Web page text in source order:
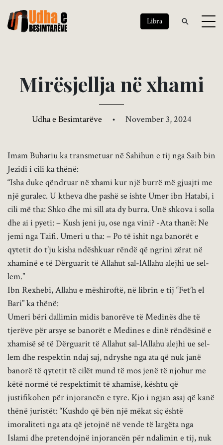
Libra
Mirësjelljanëxhami
Udha e Besimtarëve • November 3, 2024
Imam Buhariu ka transmetuar në Sahihun e tij nga Saib bin
Jezidi i cili ka thënë:
“Isha duke qëndruar në xhami kur një burrë më gjuajti me
një guralec. U ktheva dhe pashë se ishte Umer ibn Hatabi, i
cili më tha: Shko dhe mi sill ata dy burra. Unë shkova i solla
dhe ai i pyeti: – Kush jeni ju, ose nga vini? -Ata thanë: Ne
jemi nga Taifi. Umeri u tha: – Po të ishit nga banorët e
qytetit do t’ju kisha ndëshkuar rëndë që ngrini zërat në
xhaminë e të Dërguarit të Allahut sal-lAllahu alejhi ue sel-
lem.”
Ibn Rexhebi, Allahu e mëshiroftë, në librin e tij “Fet’h el
Bari” ka thënë:
Umeri bëri dallimin midis banorëve të Medinës dhe të
tjerëve për arsye se banorët e Medines e dinë rëndësinë e
xhamisë së të Dërguarit të Allahut sal-lAllahu alejhi ue sel-
lem dhe respektin ndaj saj, ndryshe nga ata që nuk janë
banorë të qytetit të cilët mund të mos jenë të njohur me
këtë normë të respektimit të xhamisë, kështu që
justifikohen për injorancën e tyre. Kjo i ngjan asaj që kanë
thënë juristët: “Kushdo që bën një mëkat siç është
imoraliteti nga ata që jetojnë në vende të largëta nga
Islami dhe pretendojnë injorancën për ndalimin e tij, nuk